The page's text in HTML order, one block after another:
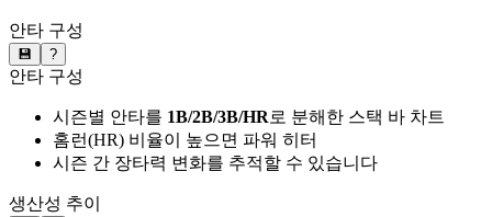
안타 구성
💾 ?
안타 구성
시즌별 안타를 1B/2B/3B/HR로 분해한 스택 바 차트
홈런(HR) 비율이 높으면 파워 히터
시즌 간 장타력 변화를 추적할 수 있습니다
생산성 추이